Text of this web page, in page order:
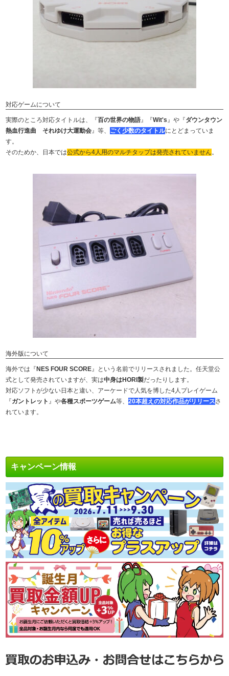
対応ゲームについて
実際のところ対応タイトルは、『百の世界の物語』『Wit's』や『ダウンタウン
熱血行進曲 それゆけ大運動会』等、 ごく少数のタイトルにとどまっていま
す。
そのためか、日本では公式から4人用のマルチタップは発売されていません。
海外版について
海外では『 NES FOUR SCORE』という名前でリリースされました。任天堂公
式として発売されていますが、実は中身はHORI製だったりします。
対応ソフトが少ない日本と違い、アーケードで人気を博した4人プレイゲーム
『ガントレット 』や各種スポーツゲーム等、20本超えの対応作品がリリースさ
れています。
キャンペーン情報